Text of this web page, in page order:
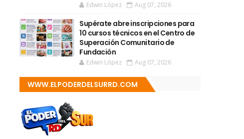
Edwin López Aug 07, 2026
Supérate abre inscripciones para
10 cursos técnicos en el Centro de
Superación Comunitario de
Fundación
Edwin López Aug 07, 2026
WWW.ELPODERDELSURRD.COM